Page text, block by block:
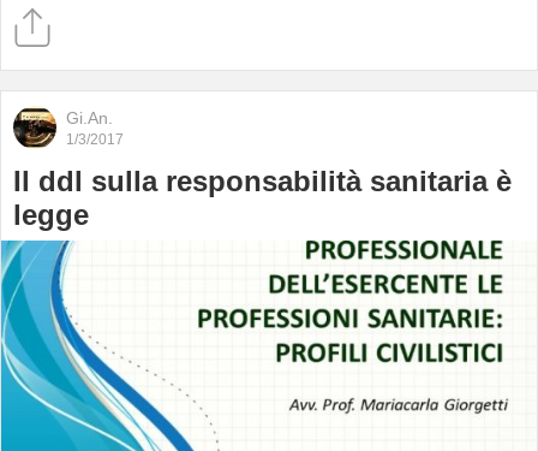
Gi.An.
1/3/2017
Il ddl sulla responsabilità sanitaria è
legge